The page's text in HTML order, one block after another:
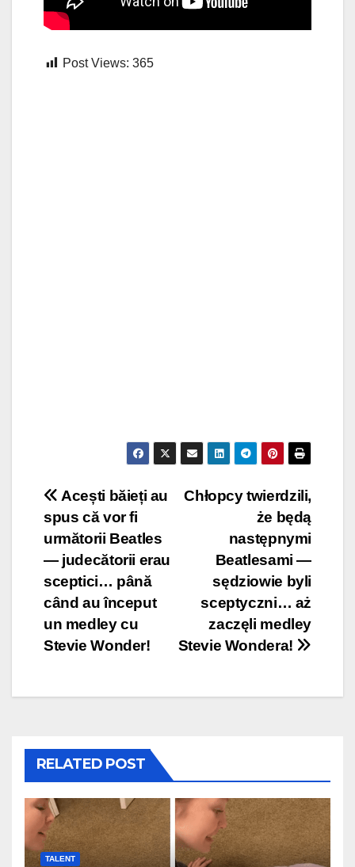
Post Views: 365
Post
navigation
Chłopcy twierdzili,
że będą
następnymi
Beatlesami —
sędziowie byli
sceptyczni… aż
zaczęli medley
Stevie Wondera!
Acești băieți au
spus că vor fi
următorii Beatles
— judecătorii erau
sceptici… până
când au început
un medley cu
Stevie Wonder!
RELATED POST
TALENT